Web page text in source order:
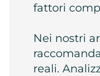
fattori
Nei nostri
reali.